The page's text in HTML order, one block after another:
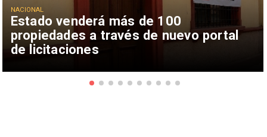
Estado venderá más de 100
propiedades a través de nuevo portal
de licitaciones
NACIONAL